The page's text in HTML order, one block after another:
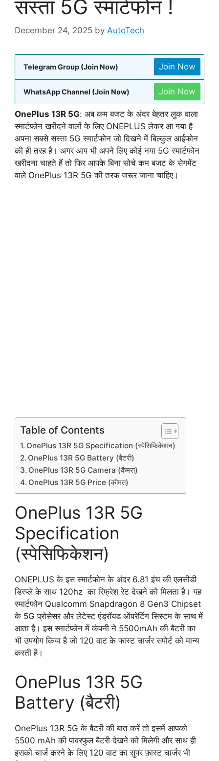
सस्ता 5G स्मार्टफोन !
December 24, 2025 by AutoTech
Telegram Group (Join Now) Join Now
WhatsApp Channel (Join Now) Join Now
OnePlus 13R 5G: अब कम बजट के अंदर बेहतर लुक वाला
स्मार्टफोन खरीदने वालों के लिए ONEPLUS लेकर आ गया है
अपना सबसे सस्ता 5G स्मार्टफोन जो दिखने में बिल्कुल आईफोन
की ही तरह है। अगर आप भी अपने लिए कोई नया 5G स्मार्टफोन
खरीदना चाहते हैं तो फिर आपके बिना सोचे कम बजट के सेगमेंट
वाले OnePlus 13R 5G की तरफ जरूर जाना चाहिए।
Table of Contents
OnePlus 13R 5G Specification (स्पेसिफिकेशन)
OnePlus 13R 5G Battery (बैटरी)
OnePlus 13R 5G Camera (कैमरा)
OnePlus 13R 5G Price (कीमत)
OnePlus 13R 5G
Specification
(स्पेसिफिकेशन)
ONEPLUS के इस स्मार्टफोन के अंदर 6.81 इंच की एलसीडी
डिस्प्ले के साथ 120hz का रिफ्रेश रेट देखने को मिलता है। यह
स्मार्टफोन Qualcomm Snapdragon 8 Gen3 Chipset
के 5G प्रोसेसर और लेटेस्ट एंड्रॉयड ऑपरेटिंग सिस्टम के साथ में
आता है। इस स्मार्टफोन में कंपनी ने 5500mAh की बैटरी का
भी उपयोग किया है जो 120 वाट के फास्ट चार्जर सपोर्ट को मान्य
करती है।
OnePlus 13R 5G
Battery (बैटरी)
OnePlus 13R 5G के बैटरी की बात करें तो इसमें आपको
5500 mAh की पावरफुल बैटरी देखने को मिलेगी और साथ ही
इसको चार्ज करने के लिए 120 वाट का सुपर फ़ास्ट चार्जर भी